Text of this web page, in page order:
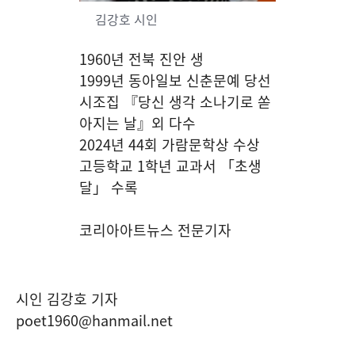
김강호 시인
1960년 전북 진안 생
1999년 동아일보 신춘문예 당선
시조집 『당신 생각 소나기로 쏟
아지는 날』외 다수
2024년 44회 가람문학상 수상
고등학교 1학년 교과서 「초생
달」 수록
코리아아트뉴스 전문기자
시인 김강호 기자
poet1960@hanmail.net